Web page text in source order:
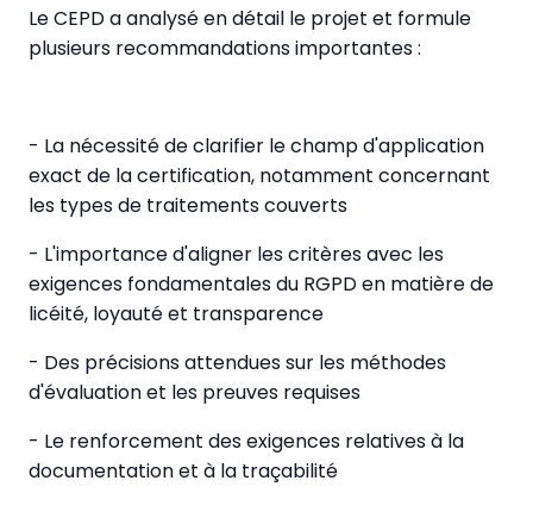
Le CEPD a analysé en détail le projet et formule
plusieurs recommandations importantes :
- La nécessité de clarifier le champ d'application
exact de la certification, notamment concernant
les types de traitements couverts
- L'importance d'aligner les critères avec les
exigences fondamentales du RGPD en matière de
licéité, loyauté et transparence
- Des précisions attendues sur les méthodes
d'évaluation et les preuves requises
- Le renforcement des exigences relatives à la
documentation et à la traçabilité